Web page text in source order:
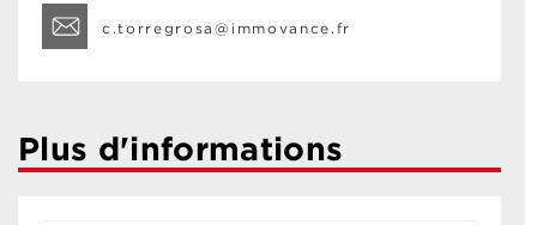
c.torregrosa@immovance.fr
Plus d'informations